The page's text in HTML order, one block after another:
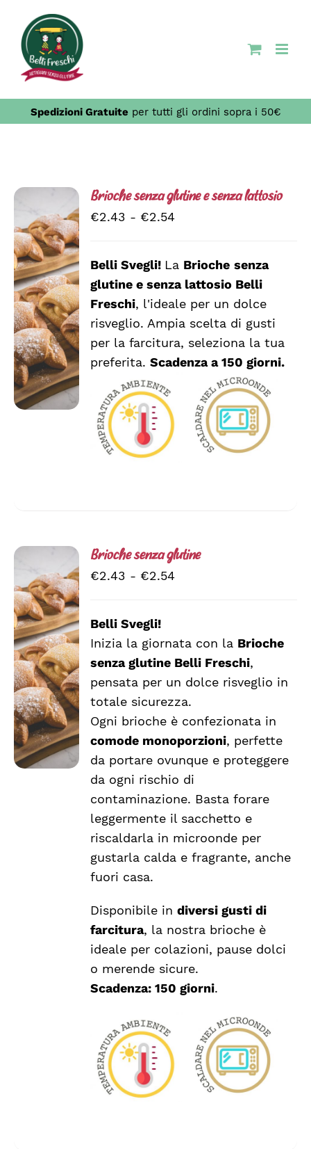
contenuto
Spedizioni Gratuiteper tutti gli ordini sopra i 50€
SCEGLI
QUESTO
PRODOTTO
HA
PIÙ
VARIANTI.
LE
OPZIONI
POSSONO
/
DETTAGLI
Brioche senza glutine e senza lattosio
€2.43 - €2.54Fascia
€2.43
Belli Svegli! La Brioche senza
glutine e senza lattosio Belli
Freschi, l'ideale per un dolce
risveglio. Ampia scelta di gusti
per la farcitura, seleziona la tua
preferita.Scadenza a 150 giorni.
SCEGLI
QUESTO
PRODOTTO
HA
PIÙ
VARIANTI.
LE
OPZIONI
POSSONO
/
DETTAGLI
Brioche senza glutine
€2.43 - €2.54Fascia
Belli Svegli!
Inizia la giornata con la Brioche
senza glutine Belli Freschi,
pensata per un dolce risveglio in
totale sicurezza.
Ogni brioche è confezionata in
comode monoporzioni, perfette
da portare ovunque e proteggere
da ogni rischio di
contaminazione. Basta forare
leggermente il sacchetto e
riscaldarla in microonde per
gustarla calda e fragrante, anche
fuori casa.
Disponibile indiversi gusti di
farcitura, la nostra brioche è
ideale per colazioni, pause dolci
o merende sicure.
Scadenza: 150 giorni.